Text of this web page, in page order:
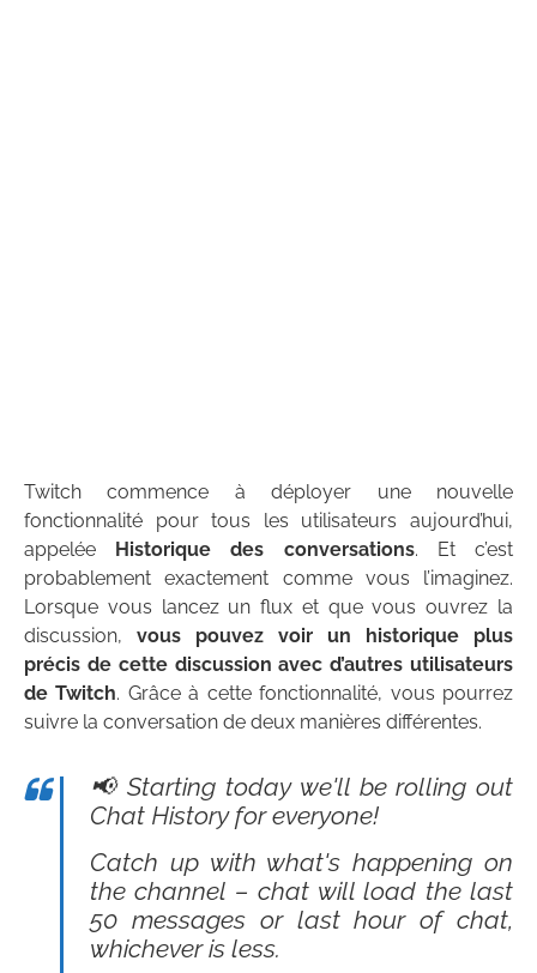
Twitch commence à déployer une nouvelle
fonctionnalité pour tous les utilisateurs aujourd’hui,
appelée Historique des conversations. Et c’est
probablement exactement comme vous l’imaginez.
Lorsque vous lancez un flux et que vous ouvrez la
discussion, vous pouvez voir un historique plus
précis de cette discussion avec d’autres utilisateurs
de Twitch. Grâce à cette fonctionnalité, vous pourrez
suivre la conversation de deux manières différentes.
📢 Starting today we'll be rolling out
Chat History for everyone!
Catch up with what's happening on
the channel – chat will load the last
50 messages or last hour of chat,
whichever is less.